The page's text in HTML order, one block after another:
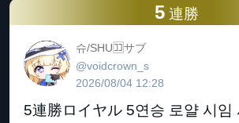
5 連勝
슈/SHU🈁️サブ
@voidcrown_s
2026/08/04 12:28
5連勝ロイヤル 5연승 로얄 시임